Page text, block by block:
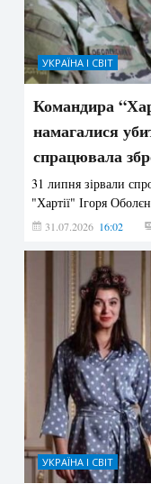
УКРАЇНА І СВІТ
Командира
намагалися
спрацювала
31 липня зірвали
"Хартії" Ігоря
31.07.2026 16:02
УКРАЇНА І СВІТ